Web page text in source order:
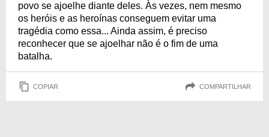
povo se ajoelhe diante deles. Às vezes, nem mesmo
os heróis e as heroínas conseguem evitar uma
tragédia como essa... Ainda assim, é preciso
reconhecer que se ajoelhar não é o fim de uma
batalha.
COPIAR COMPARTILHAR